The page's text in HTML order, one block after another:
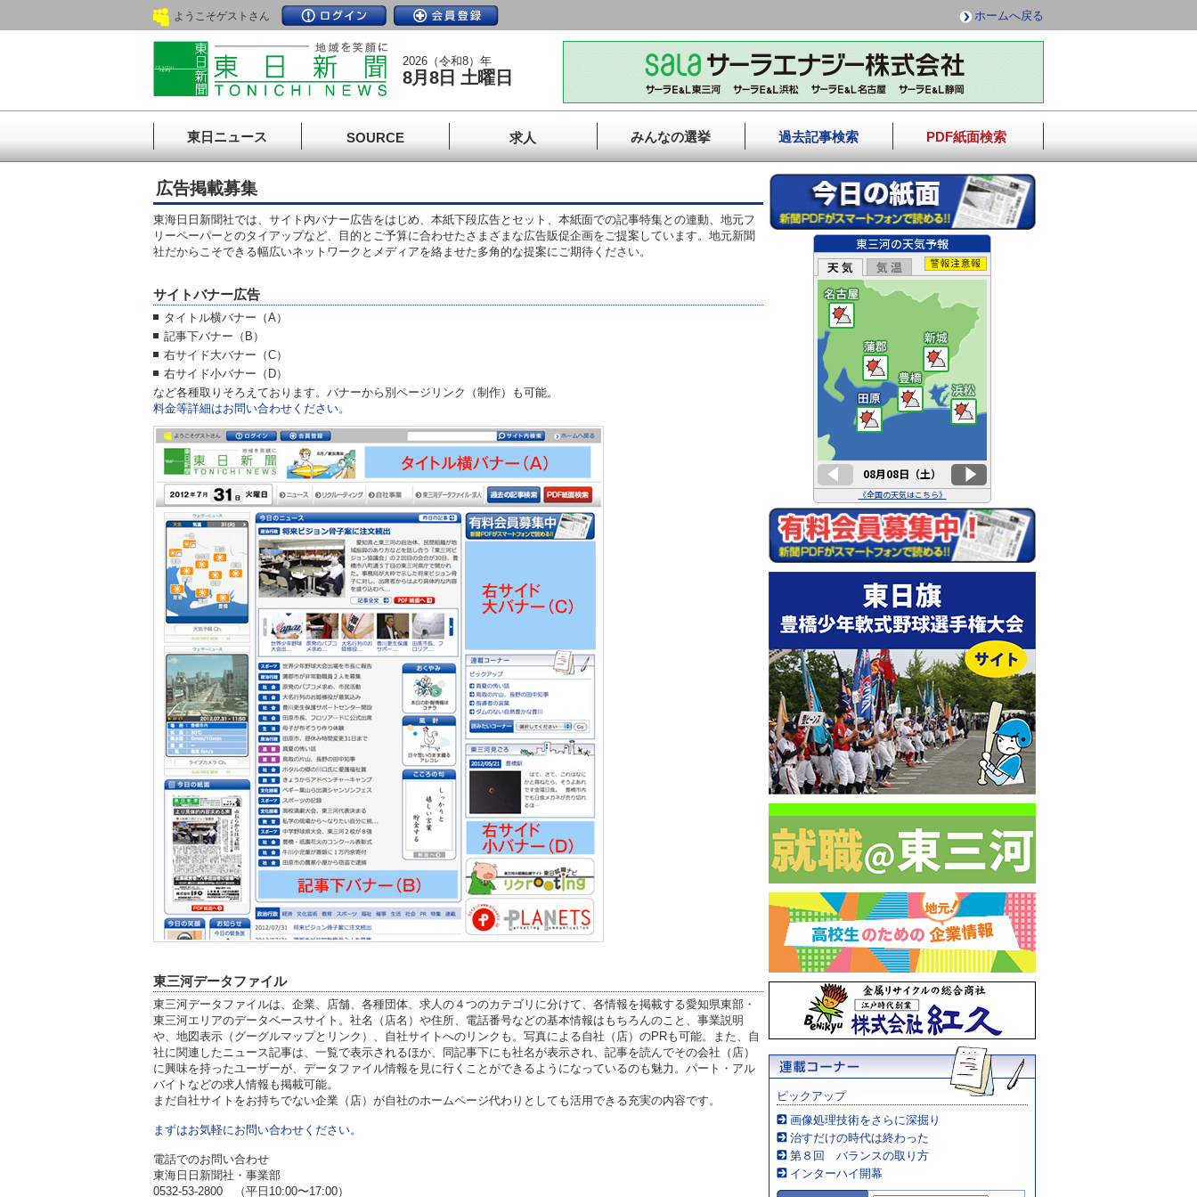
ようこそゲストさん ホームへ戻る
2026（令和8）年
8月8日 土曜日
東日ニュース SOURCE 求人 みんなの選挙 過去記事検索 PDF紙面検索
広告掲載募集
東海日日新聞社では、サイト内バナー広告をはじめ、本紙下段広告とセット、本紙面での記事特集との連動、地元フ
リーペーパーとのタイアップなど、目的とご予算に合わせたさまざまな広告販促企画をご提案しています。地元新聞
社だからこそできる幅広いネットワークとメディアを絡ませた多角的な提案にご期待ください。
サイトバナー広告
タイトル横バナー（A）
記事下バナー（B）
右サイド大バナー（C）
右サイド小バナー（D）
など各種取りそろえております。バナーから別ページリンク（制作）も可能。
料金等詳細はお問い合わせください。
東三河データファイル
東三河データファイルは、企業、店舗、各種団体、求人の４つのカテゴリに分けて、各情報を掲載する愛知県東部・
東三河エリアのデータベースサイト。社名（店名）や住所、電話番号などの基本情報はもちろんのこと、事業説明
や、地図表示（グーグルマップとリンク）、自社サイトへのリンクも。写真による自社（店）のPRも可能。また、自
社に関連したニュース記事は、一覧で表示されるほか、同記事下にも社名が表示され、記事を読んでその会社（店）
に興味を持ったユーザーが、データファイル情報を見に行くことができるようになっているのも魅力。パート・アル
バイトなどの求人情報も掲載可能。
まだ自社サイトをお持ちでない企業（店）が自社のホームページ代わりとしても活用できる充実の内容です。
まずはお気軽にお問い合わせください。
電話でのお問い合わせ
東海日日新聞社・事業部
0532-53-2800 （平日10:00〜17:00）
ピックアップ
画像処理技術をさらに深掘り
治すだけの時代は終わった
第８回 バランスの取り方
インターハイ開幕